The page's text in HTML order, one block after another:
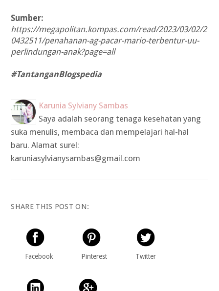
Sumber:
https://megapolitan.kompas.com/read/2023/03/02/2
0432511/penahanan-ag-pacar-mario-terbentur-uu-
perlindungan-anak?page=all
#TantanganBlogspedia
Karunia Sylviany Sambas
Saya adalah seorang tenaga kesehatan yang
suka menulis, membaca dan mempelajari hal-hal
baru. Alamat surel:
karuniasylvianysambas@gmail.com
SHARE THIS POST ON:
Facebook Pinterest Twitter